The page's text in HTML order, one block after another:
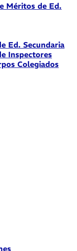
Méritos de Ed.
Ed. Secundaria
Inspectores
Colegiados